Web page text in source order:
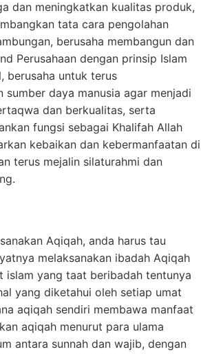
dan meningkatkan kualitas produk,
tata cara pengolahan
berusaha membangun dan
Perusahaan dengan prinsip Islam
berusaha untuk terus
sumber daya manusia agar menjadi
dan berkualitas, serta
fungsi sebagai Khalifah Allah
kebaikan dan kebermanfaatan di
terus mejalin silaturahmi dan
Aqiqah, anda harus tau
melaksanakan ibadah Aqiqah
islam yang taat beribadah tentunya
yang diketahui oleh setiap umat
aqiqah sendiri membawa manfaat
aqiqah menurut para ulama
antara sunnah dan wajib, dengan